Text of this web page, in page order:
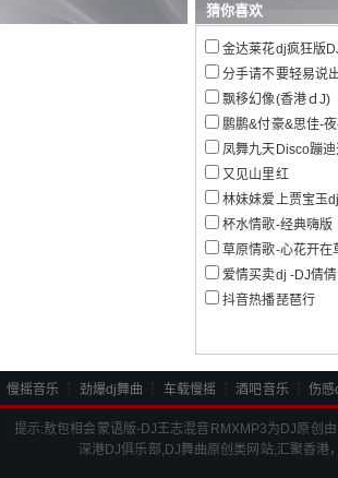
猜你喜欢
金达莱花dj疯狂版
分手请不要轻易说出口
飘移幻像(香港ｄJ)
鹏鹏&付豪&思佳-
凤舞九天Disco蹦
又见山里红
林妹妹爱上贾宝玉
杯水情歌-经典嗨版
草原情歌-心花开在
爱情买卖dj -DJ倩
抖音热播琵琶行
慢摇音乐 劲爆dj舞曲 车载慢摇 ┆酒吧音乐┆伤感
提示:敖包相会蒙语版-DJ王志混音RMXMP3为DJ原创
深港DJ俱乐部,DJ舞曲原创类网站,汇聚香港